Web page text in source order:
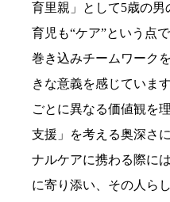
育里親」として5歳の
育児も“ケア”という点
巻き込みチームワーク
きな意義を感じていま
ごとに異なる価値観を
支援」を考える奥深さ
ナルケアに携わる際に
に寄り添い、その人ら